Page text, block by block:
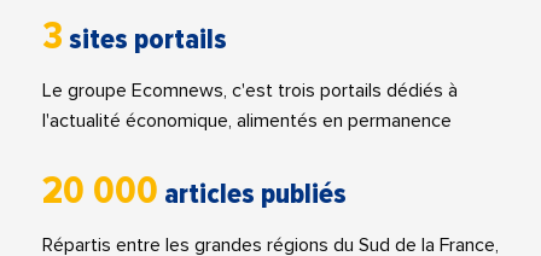
3 sites portails
Le groupe Ecomnews, c'est trois portails dédiés à
l'actualité économique, alimentés en permanence
20 000 articles publiés
Répartis entre les grandes régions du Sud de la France,